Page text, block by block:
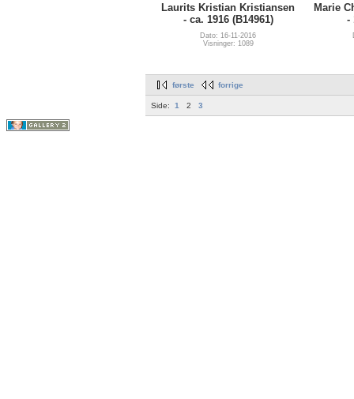
Laurits Kristian Kristiansen
- ca. 1916 (B14961)
Dato: 16-11-2016
Visninger: 1089
Marie
-
første forrige
Side: 1 2 3